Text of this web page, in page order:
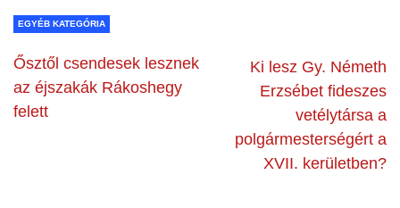
EGYÉB KATEGÓRIA
Ősztől csendesek lesznek
az éjszakák Rákoshegy
felett
Ki lesz Gy. Németh
Erzsébet fideszes
vetélytársa a
polgármesterségért a
XVII. kerületben?